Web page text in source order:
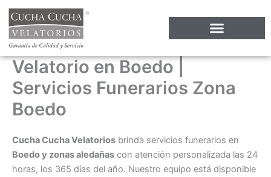
contenido
Velatorio en Boedo |
Servicios Funerarios Zona
Boedo
Cucha Cucha Velatorios brinda servicios funerarios en
Boedo y zonas aledañas con atención personalizada las 24
horas, los 365 días del año. Nuestro equipo está disponible